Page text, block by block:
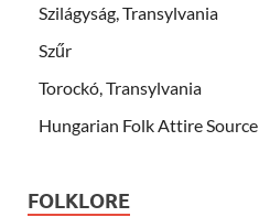
Szilágyság, Transylvania
Szűr
Torockó, Transylvania
Hungarian Folk Attire Source
FOLKLORE